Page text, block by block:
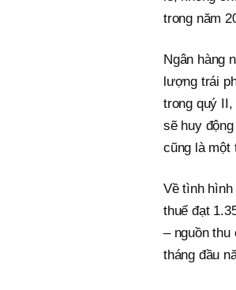
trong năm
Ngân hàng
lượng trái
trong quý
sẽ huy
cũng là một
Về tình
thuế đạt
– nguồn thu
tháng đầu